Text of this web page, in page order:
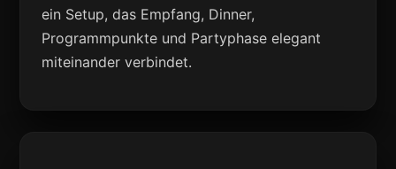
ein Setup, das Empfang, Dinner,
Programmpunkte und Partyphase elegant
miteinander verbindet.